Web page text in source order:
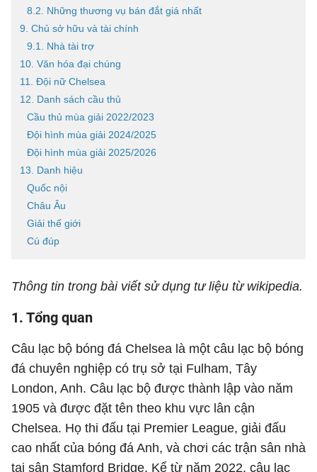
8.2. Những thương vụ bán đắt giá nhất
9. Chủ sở hữu và tài chính
9.1. Nhà tài trợ
10. Văn hóa đại chúng
11. Đội nữ Chelsea
12. Danh sách cầu thủ
Cầu thủ mùa giải 2022/2023
Đội hình mùa giải 2024/2025
Đội hình mùa giải 2025/2026
13. Danh hiệu
Quốc nội
Châu Âu
Giải thế giới
Cú đúp
Thông tin trong bài viết sử dụng tư liệu từ wikipedia.
1. Tổng quan
Câu lạc bộ bóng đá Chelsea là một câu lạc bộ bóng
đá chuyên nghiệp có trụ sở tại Fulham, Tây
London, Anh. Câu lạc bộ được thành lập vào năm
1905 và được đặt tên theo khu vực lân cận
Chelsea. Họ thi đấu tại Premier League, giải đấu
cao nhất của bóng đá Anh, và chơi các trận sân nhà
tại sân Stamford Bridge. Kể từ năm 2022, câu lạc